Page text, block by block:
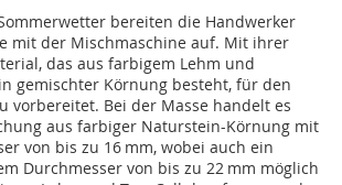
bereiten die Handwerker
mit der Mischmaschine auf. Mit ihrer
das aus farbigem Lehm und
gemischter Körnung besteht, für den
vorbereitet. Bei der Masse handelt es
aus farbiger Naturstein-Körnung mit
von bis zu 16 mm, wobei auch ein
Durchmesser von bis zu 22 mm möglich